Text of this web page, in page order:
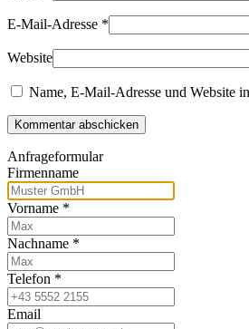
E-Mail-Adresse *
Website
Name, E-Mail-Adresse und Website
Kommentar abschicken
Anfrageformular
Firmenname
Vorname *
Nachname *
Telefon *
Email